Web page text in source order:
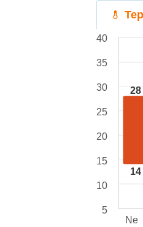
28
14
40
35
30
25
20
15
10
5
Ne